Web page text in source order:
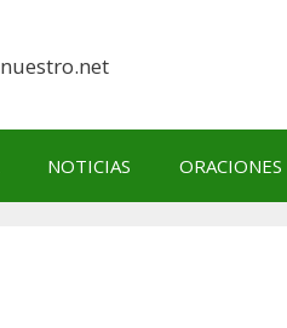
NOTICIAS ORACIONES